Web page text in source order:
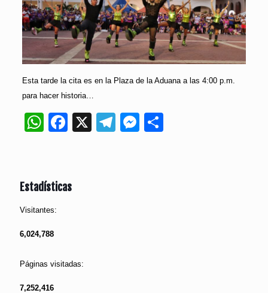
Esta tarde la cita es en la Plaza de la Aduana a las 4:00 p.m.
para hacer historia…
WhatsApp
Facebook
X Telegram
Messenger
Estadísticas
Visitantes:
6,024,788
Páginas visitadas:
7,252,416